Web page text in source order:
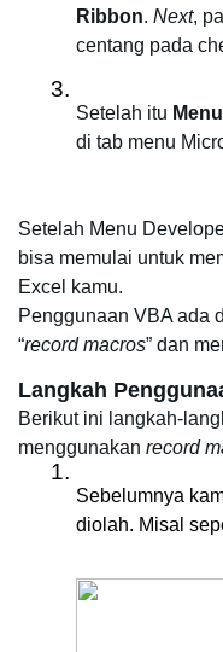
Ribbon. Next,
centang pada
Setelah itu Menu
di tab menu
Setelah Menu
bisa memulai untuk
Excel kamu.
Penggunaan VBA ada
“record macros” dan
Langkah
Berikut ini langkah-
menggunakan record
Sebelumnya
diolah. Misal